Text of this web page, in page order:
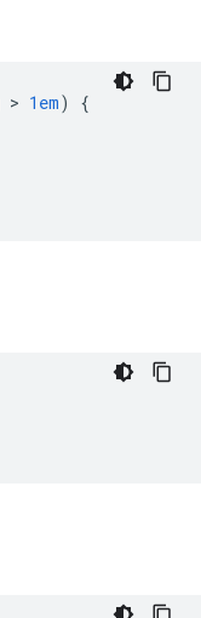
> 1em)
{